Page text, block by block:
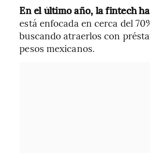
En el último año, la fintech
está enfocada en cerca del
buscando atraerlos con
pesos mexicanos.